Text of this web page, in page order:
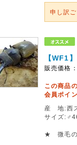
申し訳
【WF1
販売価格
この商品
会員ポイ
産 地:西
サイズ
★ 微毛の